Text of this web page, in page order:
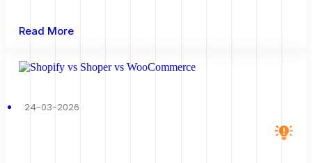
Read More
24-03-2026